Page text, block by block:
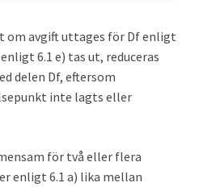
om avgift uttages för Df enligt
6.1 e) tas ut, reduceras
delen Df, eftersom
inte lagts eller
för två eller flera
enligt 6.1 a) lika mellan